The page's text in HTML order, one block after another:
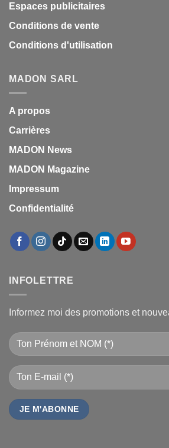
Espaces publicitaires
Conditions de vente
Conditions d'utilisation
MADON SARL
A propos
Carrières
MADON News
MADON Magazine
Impressum
Confidentialité
INFOLETTRE
Informez moi des promotions et